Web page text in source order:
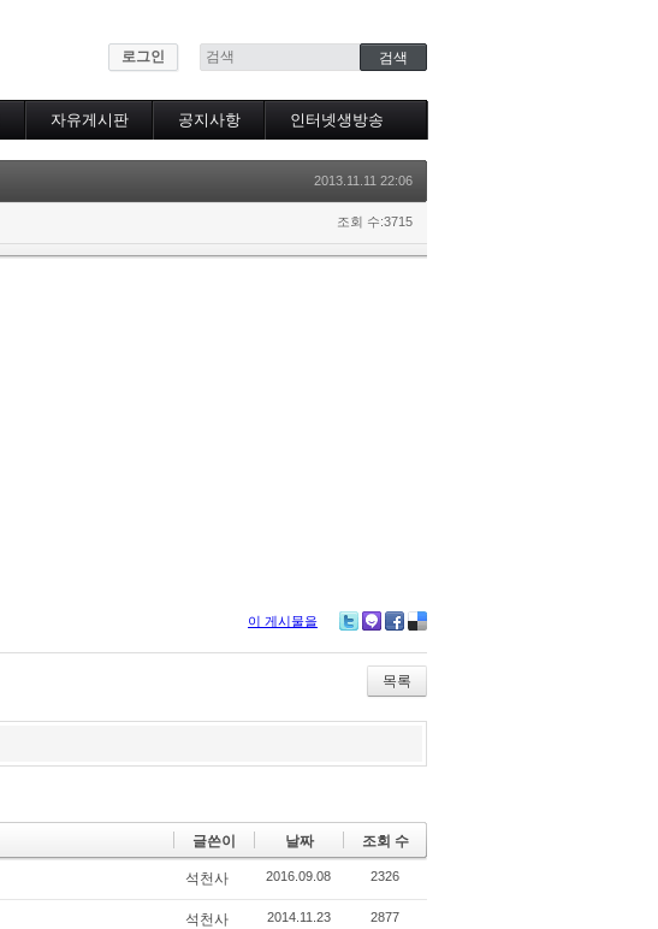
로그인
자유게시판 공지사항 인터넷생방송
2013.11.11 22:06
조회 수:3715
이 게시물을
y
bo
ok
ou
s
목록
글쓴이 날짜 조회 수
석천사 2016.09.08 2326
석천사 2014.11.23 2877